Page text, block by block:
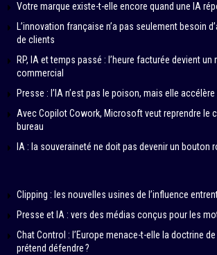
Votre marque existe-t-elle encore quand une IA
L’innovation française n’a pas seulement besoin
de clients
RP, IA et temps passé : l’heure facturée devient un
commercial
Presse : l’IA n’est pas le poison, mais elle accélère
Avec Copilot Cowork, Microsoft veut reprendre le
bureau
IA : la souveraineté ne doit pas devenir un bouton
Clipping : les nouvelles usines de l’influence
Presse et IA : vers des médias conçus pour les
Chat Control : l’Europe menace-t-elle la doctrine
prétend défendre ?